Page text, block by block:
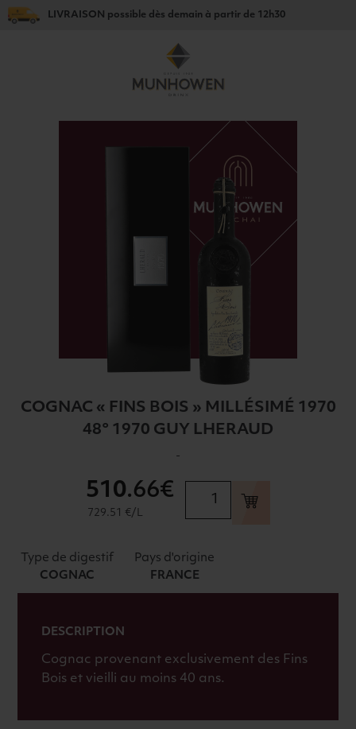
LIVRAISON possible dès demain à partir de 12h30
COGNAC « FINS BOIS » MILLÉSIMÉ 1970
48° 1970 GUY LHERAUD
-
BOIS"
GUY
LHERAUD
510.66€
729.51 €/L
Type de digestif
COGNAC
Pays d'origine
FRANCE
DESCRIPTION
Cognac provenant exclusivement des Fins
Bois et vieilli au moins 40 ans.